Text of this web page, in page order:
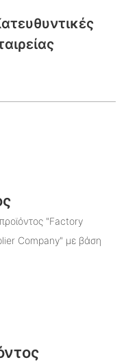
"Factory
Company" με βάση